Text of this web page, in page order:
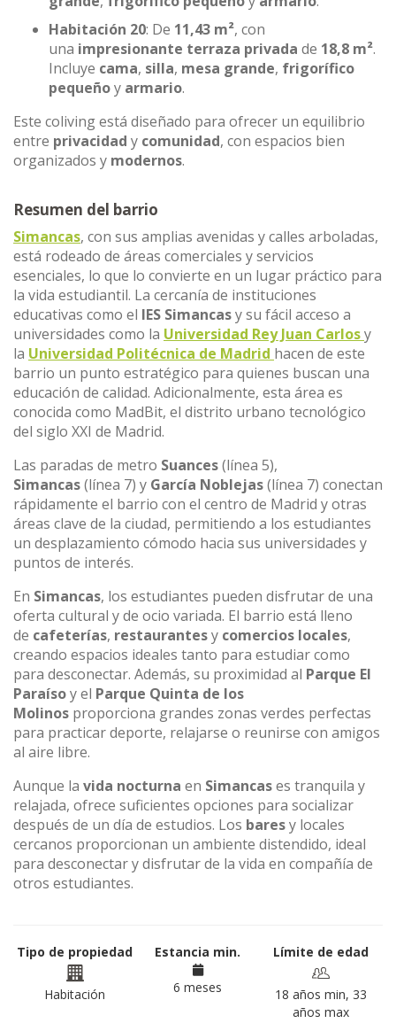
Habitación 20: De 11,43 m², con
una impresionante terraza privada de 18,8 m².
Incluye cama, silla, mesa grande, frigorífico
pequeñoy armario.
Este coliving está diseñado para ofrecer un equilibrio
entre privacidad y comunidad, con espacios bien
organizados y modernos.
Resumen del barrio
Simancas, con sus amplias avenidas y calles arboladas,
está rodeado de áreas comerciales y servicios
esenciales, lo que lo convierte en un lugar práctico para
la vida estudiantil. La cercanía de instituciones
educativas como el IES Simancasy su fácil acceso a
universidades como la Universidad Rey Juan Carlosy
la Universidad Politécnica de Madrid hacen de este
barrio un punto estratégico para quienes buscan una
educación de calidad. Adicionalmente, esta área es
conocida como MadBit, el distrito urbano tecnológico
del siglo XXI de Madrid.
Las paradas de metro Suances(línea 5),
Simancas(línea 7) y García Noblejas(línea 7) conectan
rápidamente el barrio con el centro de Madrid y otras
áreas clave de la ciudad, permitiendo a los estudiantes
un desplazamiento cómodo hacia sus universidades y
puntos de interés.
En Simancas, los estudiantes pueden disfrutar de una
oferta cultural y de ocio variada. El barrio está lleno
de cafeterías, restaurantesy comercios locales,
creando espacios ideales tanto para estudiar como
para desconectar. Además, su proximidad al Parque El
Paraísoy el Parque Quinta de los
Molinos proporciona grandes zonas verdes perfectas
para practicar deporte, relajarse o reunirse con amigos
al aire libre.
Aunque la vida nocturna en Simancases tranquila y
relajada, ofrece suficientes opciones para socializar
después de un día de estudios. Los baresy locales
cercanos proporcionan un ambiente distendido, ideal
para desconectar y disfrutar de la vida en compañía de
otros estudiantes.
Tipo de propiedad
Habitación
Estancia min.
6 meses
Límite de edad
18 años min, 33
años max